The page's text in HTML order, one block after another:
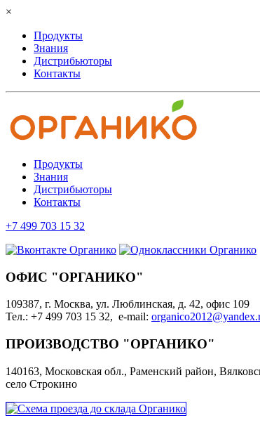
×
Продукты
Знания
Дистрибьюторы
Контакты
Продукты
Знания
Дистрибьюторы
Контакты
+7 499 703 15 32
ОФИС "ОРГАНИКО"
109387, г. Москва, ул. Люблинская, д. 42, офис 109
Тел.: +7 499 703 15 32, e-mail:
ПРОИЗВОДСТВО "ОРГАНИКО"
140163, Московская обл., Раменский район,
село Строкино